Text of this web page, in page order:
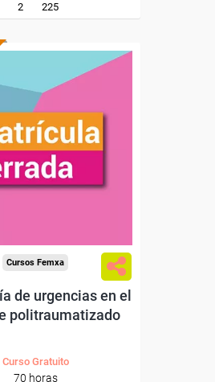
2 225
Cursos Femxa
de urgencias en el
politraumatizado
Curso Gratuito
70 horas